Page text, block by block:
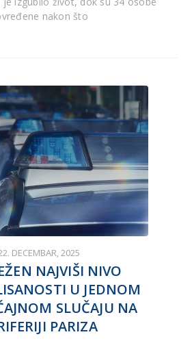
nakon što
DECEMBAR, 2025
NAJVIŠI NIVO
U JEDNOM
SLUČAJU NA
PARIZA